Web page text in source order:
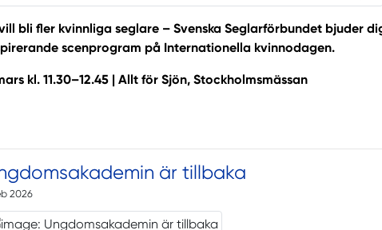
bli fler kvinnliga seglare – Svenska Seglarförbundet bjuder
scenprogram på Internationella kvinnodagen.
kl. 11.30–12.45 | Allt för Sjön, Stockholmsmässan
är tillbaka
2026